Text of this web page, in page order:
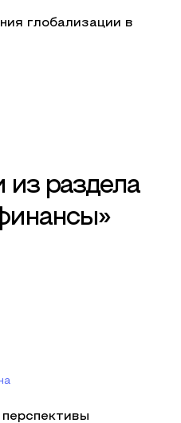
глобализации в
из раздела